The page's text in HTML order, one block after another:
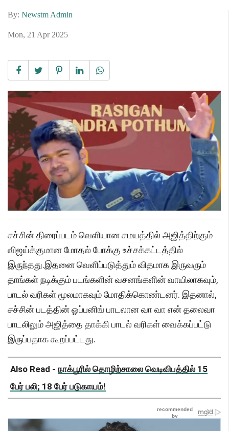
By: Newstm Admin
Mon, 21 Apr 2025
சச்சின் திரைப்படம் வெளியான சமயத்தில் அஜித்திற்கும்
விஜய்க்குமான மோதல் போக்கு உச்சக்கட்டத்தில்
இருந்தது.இதனை வெளிப்படுத்தும் விதமாக இருவரும்
தாங்கள் நடிக்கும் படங்களின் வசனங்களின் வாயிலாகவும்,
பாடல் வரிகள் மூலமாகவும் மோதிக்கொண்டனர். இதனால்,
சச்சின் படத்தின் ஓப்பனிங் பாடலான வா வா என் தலைவா
பாடலிலும் அஜித்தை தாக்கி பாடல் வரிகள் வைக்கப்பட்டு
இருப்பதாக கூறப்பட்டது.
Also Read - நாக்பூரில் தொழிற்சாலை வெடிவிபத்தில் 15
பேர் பலி; 18 பேர் படுகாயம்!